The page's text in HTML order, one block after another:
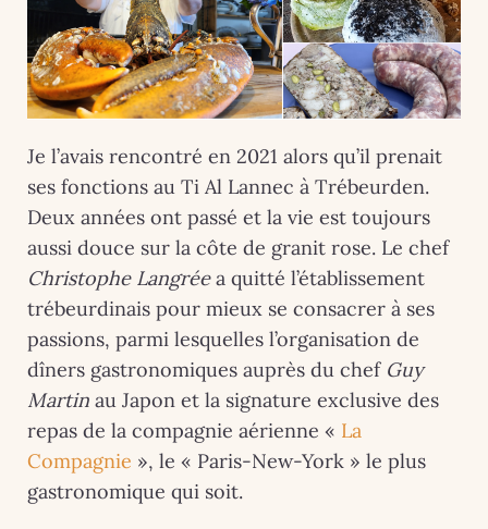
Je l’avais rencontré en 2021 alors qu’il prenait
ses fonctions au Ti Al Lannec à Trébeurden.
Deux années ont passé et la vie est toujours
aussi douce sur la côte de granit rose. Le chef
Christophe Langréea quitté l’établissement
trébeurdinais pour mieux se consacrer à ses
passions, parmi lesquelles l’organisation de
dîners gastronomiques auprès du chef Guy
Martin au Japon et la signature exclusive des
repas de la compagnie aérienne « La
Compagnie », le « Paris-New-York » le plus
gastronomique qui soit.